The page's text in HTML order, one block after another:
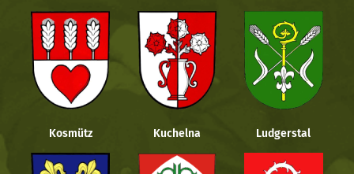
Kosmütz Kuchelna Ludgerstal